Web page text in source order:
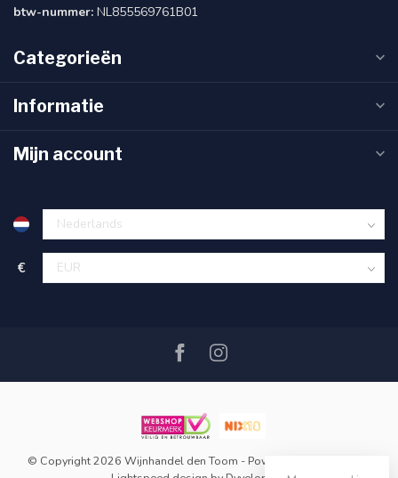
btw-nummer: NL855569761B01
Categorieën
Informatie
Mijn account
€
© Copyright 2026 Wijnhandel den Toom - Powered by